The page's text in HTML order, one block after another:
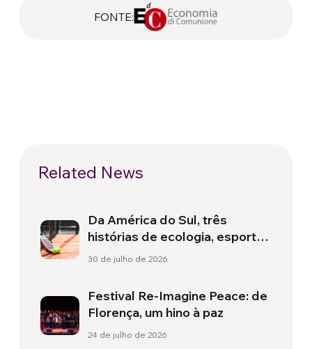
FONTE:
Related News
Da América do Sul, três
histórias de ecologia, esporte
e saúde
30 de julho de 2026
Festival Re-Imagine Peace: de
Florença, um hino à paz
24 de julho de 2026